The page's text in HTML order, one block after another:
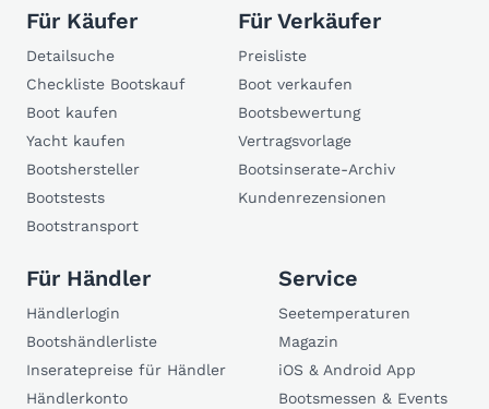
Für Käufer
Detailsuche
Checkliste Bootskauf
Boot kaufen
Yacht kaufen
Bootshersteller
Bootstests
Bootstransport
Für Verkäufer
Preisliste
Boot verkaufen
Bootsbewertung
Vertragsvorlage
Bootsinserate-Archiv
Kundenrezensionen
Für Händler
Händlerlogin
Bootshändlerliste
Inseratepreise für Händler
Händlerkonto
Service
Seetemperaturen
Magazin
iOS & Android App
Bootsmessen & Events